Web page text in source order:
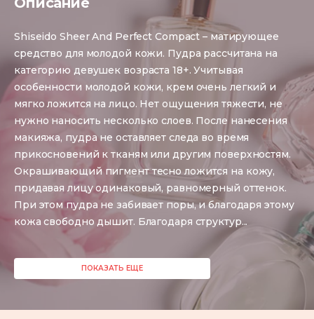
Shiseido Sheer And Perfect Compact – матирующее
средство для молодой кожи. Пудра рассчитана на
категорию девушек возраста 18+. Учитывая
особенности молодой кожи, крем очень легкий и
мягко ложится на лицо. Нет ощущения тяжести, не
нужно наносить несколько слоев. После нанесения
макияжа, пудра не оставляет следа во время
прикосновений к тканям или другим поверхностям.
Окрашивающий пигмент тесно ложится на кожу,
придавая лицу одинаковый, равномерный оттенок.
При этом пудра не забивает поры, и благодаря этому
кожа свободно дышит. Благодаря структур...
ПОКАЗАТЬ ЕЩЕ